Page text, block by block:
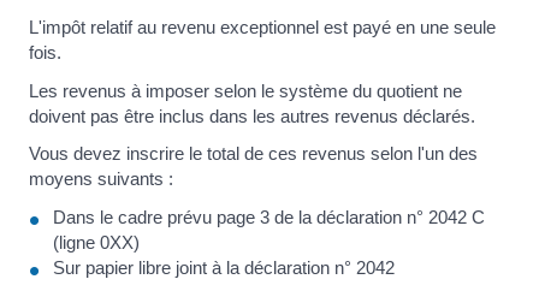
L'impôt relatif au revenu exceptionnel est payé en une seule
fois.
Les revenus à imposer selon le système du quotient ne
doivent pas être inclus dans les autres revenus déclarés.
Vous devez inscrire le total de ces revenus selon l'un des
moyens suivants :
Dans le cadre prévu page 3 de la déclaration n° 2042 C
(ligne 0XX)
Sur papier libre joint à la déclaration n° 2042